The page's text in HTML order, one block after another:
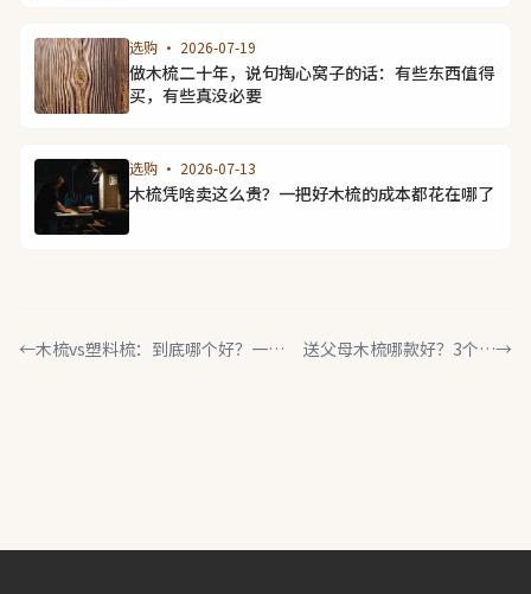
选购 · 2026-07-19
做木梳二十年，说句掏心窝子的话：有些东西值得
买，有些真没必要
选购 · 2026-07-13
木梳凭啥卖这么贵？一把好木梳的成本都花在哪了
←木梳vs塑料梳：到底哪个好？一篇
送父母木梳哪款好？3个技→